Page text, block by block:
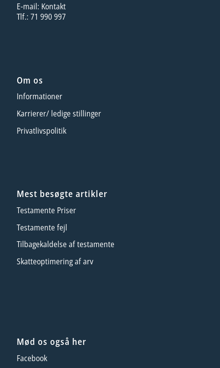
E-mail: Kontakt
Tlf.: 71 990 997
Om os
Informationer
Karrierer/ ledige stillinger
Privatlivspolitik
Mest besøgte artikler
Testamente Priser
Testamente fejl
Tilbagekaldelse af testamente
Skatteoptimering af arv
Mød os også her
Facebook